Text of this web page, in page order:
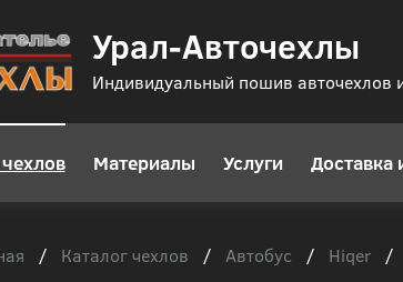
Урал-Авточехлы
Индивидуальный пошив авточехлов
Материалы Услуги Доставка
/ Каталог чехлов / Автобус / Hiqer /